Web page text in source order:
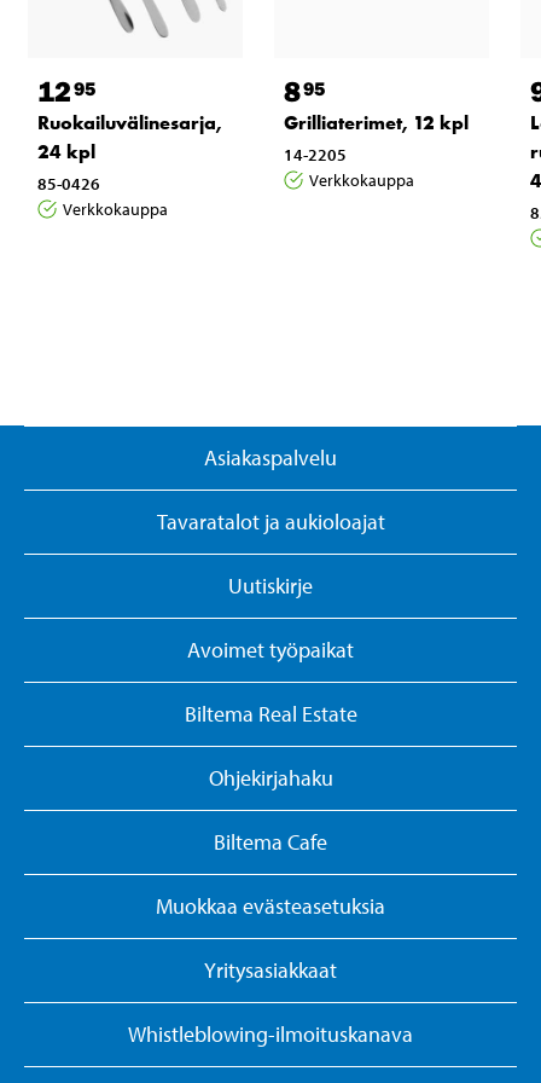
1295
Ruokailuvälinesarja,
24 kpl
85-0426
Verkkokauppa
895
Grilliaterimet, 12 kpl
14-2205
Verkkokauppa
Asiakaspalvelu
Tavaratalot ja aukioloajat
Uutiskirje
Avoimet työpaikat
Biltema Real Estate
Ohjekirjahaku
Biltema Cafe
Muokkaa evästeasetuksia
Yritysasiakkaat
Whistleblowing-ilmoituskanava